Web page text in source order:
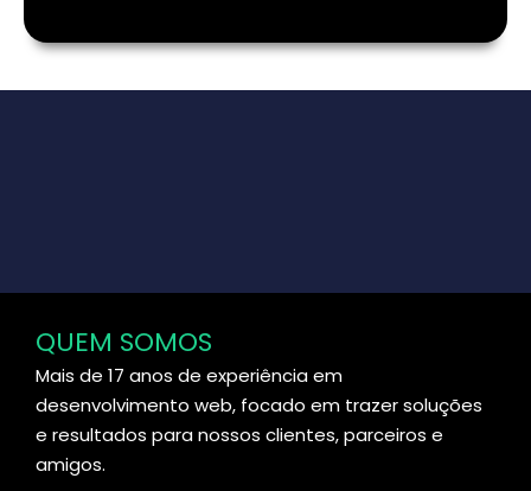
QUEM SOMOS
Mais de 17 anos de experiência em
desenvolvimento web, focado em trazer soluções
e resultados para nossos clientes, parceiros e
amigos.